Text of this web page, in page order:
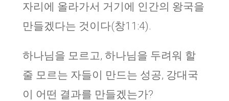
자리에 올라가서 거기에 인간의 왕국을
만들겠다는 것이다(창11:4).
하나님을 모르고, 하나님을 두려워 할
줄 모르는 자들이 만드는 성공, 강대국
이 어떤 결과를 만들겠는가?